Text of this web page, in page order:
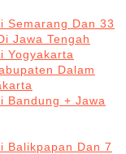
Semarang Dan 33
Jawa Tengah
Yogyakarta
Dalam
Bandung + Jawa
Balikpapan Dan 7